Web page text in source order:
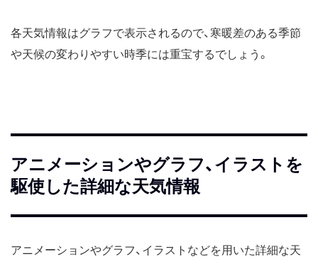
各天気情報はグラフで表示されるので、寒暖差のある季節
や天候の変わりやすい時季には重宝するでしょう。
アニメーションやグラフ、イラストを
駆使した詳細な天気情報
アニメーションやグラフ、イラストなどを用いた詳細な天